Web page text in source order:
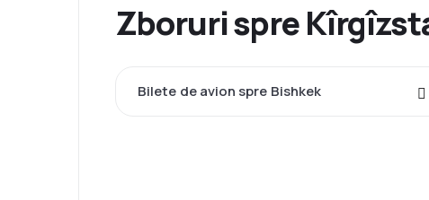
Zboruri spre
Bilete de avion spre Bishkek